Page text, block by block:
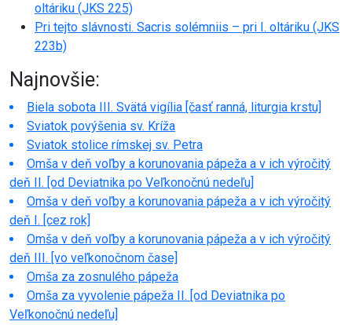
oltáriku (JKS 225)
Pri tejto slávnosti. Sacris solémniis – pri I. oltáriku (JKS
223b)
Najnovšie:
Biela sobota III. Svätá vigília [časť ranná, liturgia krstu]
Sviatok povýšenia sv. Kríža
Sviatok stolice rímskej sv. Petra
Omša v deň voľby a korunovania pápeža a v ich výročitý
deň II. [od Deviatnika po Veľkonočnú nedeľu]
Omša v deň voľby a korunovania pápeža a v ich výročitý
deň I. [cez rok]
Omša v deň voľby a korunovania pápeža a v ich výročitý
deň III. [vo veľkonočnom čase]
Omša za zosnulého pápeža
Omša za vyvolenie pápeža II. [od Deviatnika po
Veľkonočnú nedeľu]